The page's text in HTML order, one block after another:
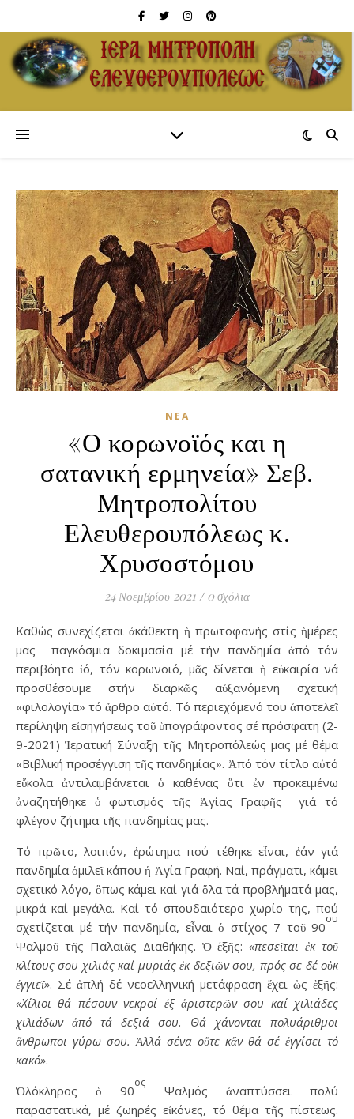
ΝΈΑ
«Ο κορωνοϊός και η
σατανική ερμηνεία» Σεβ.
Μητροπολίτου
Ελευθερουπόλεως κ.
Χρυσοστόμου
24 Νοεμβρίου 2021 / 0 σχόλια
Καθώς συνεχίζεται ἀκάθεκτη ἡ πρωτοφανής στίς ἡμέρες
μας παγκόσμια δοκιμασία μέ τήν πανδημία ἀπό τόν
περιβόητο ἰό, τόν κορωνοιό, μᾶς δίνεται ἡ εὐκαιρία νά
προσθέσουμε στήν διαρκῶς αὐξανόμενη σχετική
«φιλολογία» τό ἄρθρο αὐτό. Τό περιεχόμενό του ἀποτελεῖ
περίληψη εἰσηγήσεως τοῦ ὑπογράφοντος σέ πρόσφατη (2-
9-2021) Ἱερατική Σύναξη τῆς Μητροπόλεώς μας μέ θέμα
«Βιβλική προσέγγιση τῆς πανδημίας». Ἀπό τόν τίτλο αὐτό
εὔκολα ἀντιλαμβάνεται ὁ καθένας ὅτι ἐν προκειμένω
ἀναζητήθηκε ὁ φωτισμός τῆς Ἁγίας Γραφῆς γιά τό
φλέγον ζήτημα τῆς πανδημίας μας.
Τό πρῶτο, λοιπόν, ἐρώτημα πού τέθηκε εἶναι, ἐάν γιά
πανδημία ὁμιλεῖ κάπου ἡ Ἁγία Γραφή. Ναί, πράγματι, κάμει
σχετικό λόγο, ὅπως κάμει καί γιά ὅλα τά προβλήματά μας,
μικρά καί μεγάλα. Καί τό σπουδαιότερο χωρίο της, πού
σχετίζεται μέ τήν πανδημία, εἶναι ὁ στίχος 7 τοῦ 90
ου
Ψαλμοῦ τῆς Παλαιᾶς Διαθήκης. Ὁ ἑξῆς:«πεσεῖται ἐκ τοῦ
κλίτους σου χιλιάς καί μυριάς ἐκ δεξιῶν σου, πρός σε δέ οὐκ
ἐγγιεῖ». Σέ ἁπλή δέ νεοελληνική μετάφραση ἔχει ὡς ἑξῆς:
«Χίλιοι θά πέσουν νεκροί ἐξ ἀριστερῶν σου καί χιλιάδες
χιλιάδων ἀπό τά δεξιά σου. Θά χάνονται πολυάριθμοι
ἄνθρωποι γύρω σου. Ἀλλά σένα οὔτε κἄν θά σέ ἐγγίσει τό
κακό».
Ὁλόκληρος ὁ 90
ος
Ψαλμός ἀναπτύσσει πολύ
παραστατικά, μέ ζωηρές εἰκόνες, τό θέμα τῆς πίστεως.